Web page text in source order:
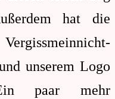
hat die
unserem Logo
paar mehr